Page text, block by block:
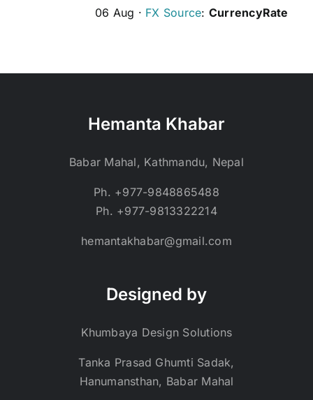
06 Aug · FX Source: CurrencyRate
Hemanta Khabar
Babar Mahal, Kathmandu, Nepal
Ph. +977-9848865488
Ph. +977-9813322214
hemantakhabar@gmail.com
Designed by
Khumbaya Design Solutions
Tanka Prasad Ghumti Sadak,
Hanumansthan, Babar Mahal